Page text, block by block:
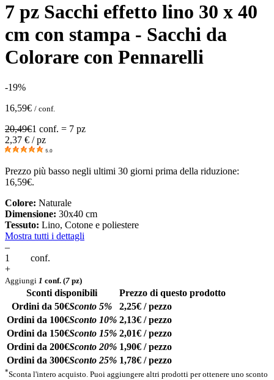
7 pz Sacchi effetto lino 30 x 40
cm con stampa - Sacchi da
Colorare con Pennarelli
-19%
16,59€ / conf.
20,49€1 conf. = 7 pz
2,37 € / pz
5.0
Prezzo più basso negli ultimi 30 giorni prima della riduzione:
16,59€.
Colore: Naturale
Dimensione: 30x40 cm
Tessuto: Lino, Cotone e poliestere
Mostra tutti i dettagli
–
conf.
+
Aggiungi 1 conf. (7 pz)
Sconti disponibili
Prezzo di questo prodotto
Ordini da 50€Sconto 5%
2,25€ / pezzo
Ordini da 100€Sconto 10% 2,13€ / pezzo
Ordini da 150€Sconto 15% 2,01€ / pezzo
Ordini da 200€Sconto 20% 1,90€ / pezzo
Ordini da 300€Sconto 25% 1,78€ / pezzo
*Sconta l'intero acquisto. Puoi aggiungere altri prodotti per ottenere uno sconto